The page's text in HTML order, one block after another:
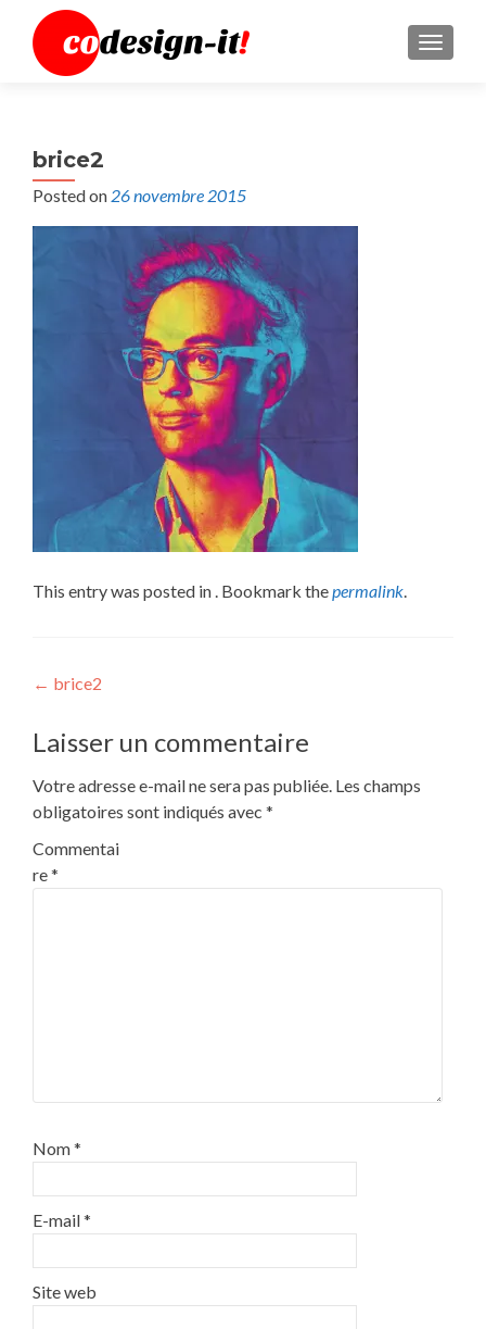
MENU
brice2
Posted on 26 novembre 2015
This entry was posted in . Bookmark thepermalink.
Post
navigation
← brice2
Laisser un commentaire
Votre adresse e-mail ne sera pas publiée. Les champs
obligatoires sont indiqués avec *
Commentai
re*
Nom*
E-mail*
Site web